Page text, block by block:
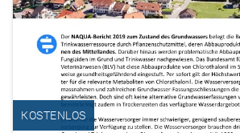
KOSTENLOS